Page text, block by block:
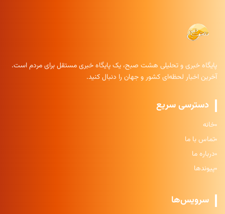
پایگاه خبری و تحلیلی هشت صبح، یک پایگاه خبری مستقل برای مردم است.
آخرین اخبار لحظه‌ای کشور و جهان را دنبال کنید.
دسترسی سریع
خانه
تماس با ما
درباره ما
پیوندها
سرویس‌ها